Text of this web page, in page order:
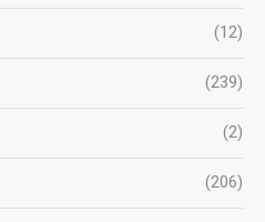
(12)
(239)
(2)
(206)